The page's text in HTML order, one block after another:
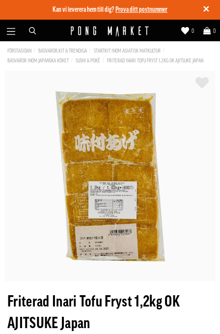
✕
Kan vi leverera hem till dig? Prova ditt postnummer
0
0
FÖRSTASIDAN BASVAROR,KIT & TRENDIGA
STARTKIT INOM ASIATISK MATKULTUR
BASVAROR INOM JAPANSKA KÖKET
SUSHI & POKÉ FRITERAD INARI TOFU FRYST 1,2KG OK AJITSUKE JAPAN
Friterad Inari Tofu Fryst 1,2kg OK
AJITSUKE Japan